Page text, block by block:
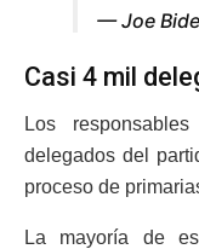
— Joe
Casi 4 mil
Los
delegados del
proceso de
La mayoría de